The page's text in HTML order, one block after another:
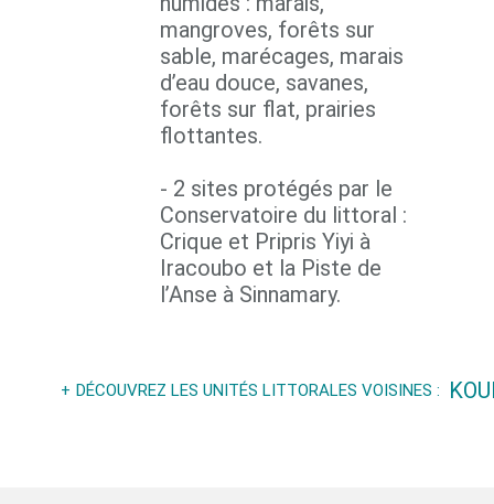
mangroves, forêts sur
sable, marécages, marais
d’eau douce, savanes,
forêts sur flat, prairies
flottantes.
- 2 sites protégés par le
Conservatoire du littoral :
Crique et Pripris Yiyi à
Iracoubo et la Piste de
l’Anse à Sinnamary.
DÉCOUVREZ LES UNITÉS LITTORALES VOISINES :